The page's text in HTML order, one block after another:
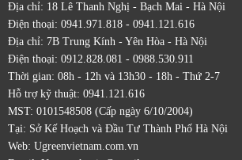
Địa chỉ: 18 Lê Thanh Nghị - Bạch Mai - Hà Nội
Điện thoại: 0941.971.818 - 0941.121.616
Địa chỉ: 7B Trung Kính - Yên Hòa - Hà Nội
Điện thoại: 0912.828.081 - 0988.530.911
Thời gian: 08h - 12h và 13h30 - 18h - Thứ 2-7
Hỗ trợ kỹ thuật: 0941.121.616
MST: 0101548508 (Cấp ngày 6/10/2004)
Tại: Sở Kế Hoạch và Đầu Tư Thành Phố Hà Nội
Web: Ugreenvietnam.com.vn